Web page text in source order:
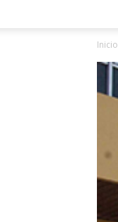
Inicio